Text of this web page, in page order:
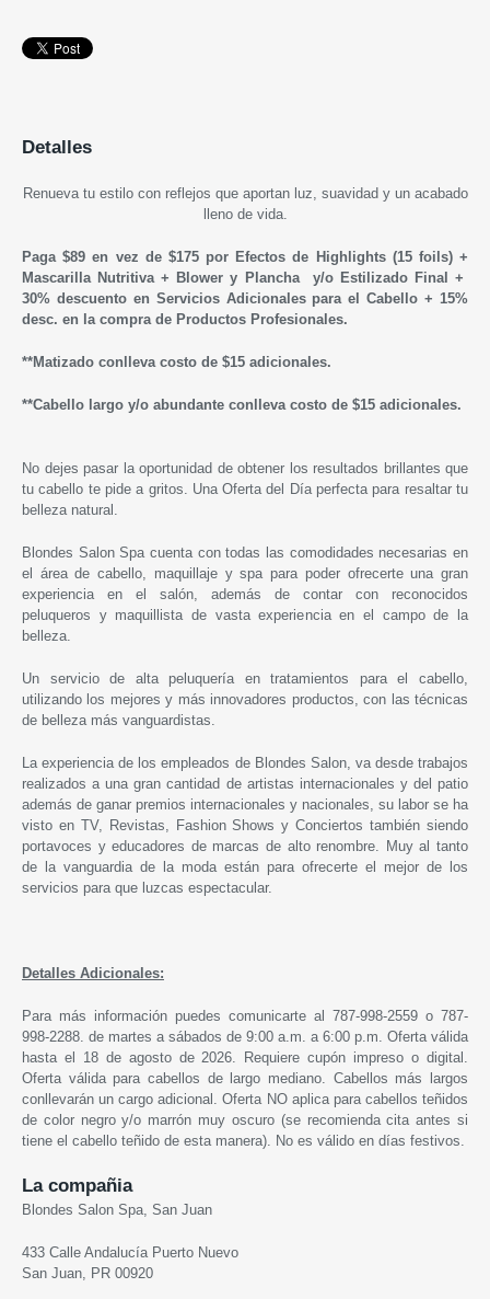
Detalles
Renueva tu estilo con reflejos que aportan luz, suavidad y un acabado
lleno de vida.
Paga $89 en vez de $175 por Efectos de Highlights (15 foils) +
Mascarilla Nutritiva + Blower y Plancha y/o Estilizado Final +
30% descuento en Servicios Adicionales para el Cabello + 15%
desc. en la compra de Productos Profesionales.
**Matizado conlleva costo de $15 adicionales.
**Cabello largo y/o abundante conlleva costo de $15 adicionales.
No dejes pasar la oportunidad de obtener los resultados brillantes que
tu cabello te pide a gritos. Una Oferta del Día perfecta para resaltar tu
belleza natural.
Blondes Salon Spa cuenta con todas las comodidades necesarias en
el área de cabello, maquillaje y spa para poder ofrecerte una gran
experiencia en el salón, además de contar con reconocidos
peluqueros y maquillista de vasta experiencia en el campo de la
belleza.
Un servicio de alta peluquería en tratamientos para el cabello,
utilizando los mejores y más innovadores productos, con las técnicas
de belleza más vanguardistas.
La experiencia de los empleados de Blondes Salon, va desde trabajos
realizados a una gran cantidad de artistas internacionales y del patio
además de ganar premios internacionales y nacionales, su labor se ha
visto en TV, Revistas, Fashion Shows y Conciertos también siendo
portavoces y educadores de marcas de alto renombre. Muy al tanto
de la vanguardia de la moda están para ofrecerte el mejor de los
servicios para que luzcas espectacular.
Detalles Adicionales:
Para más información puedes comunicarte al 787-998-2559 o 787-
998-2288. de martes a sábados de 9:00 a.m. a 6:00 p.m. Oferta válida
hasta el 18 de agosto de 2026. Requiere cupón impreso o digital.
Oferta válida para cabellos de largo mediano. Cabellos más largos
conllevarán un cargo adicional. Oferta NO aplica para cabellos teñidos
de color negro y/o marrón muy oscuro (se recomienda cita antes si
tiene el cabello teñido de esta manera). No es válido en días festivos.
La compañia
Blondes Salon Spa, San Juan
433 Calle Andalucía Puerto Nuevo
San Juan, PR 00920